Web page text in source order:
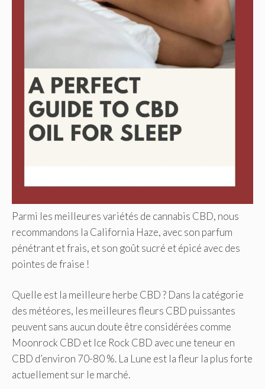
Parmi les meilleures variétés de cannabis CBD, nous
recommandons la California Haze, avec son parfum
pénétrant et frais, et son goût sucré et épicé avec des
pointes de fraise !
Quelle est la meilleure herbe CBD ? Dans la catégorie
des météores, les meilleures fleurs CBD puissantes
peuvent sans aucun doute être considérées comme
Moonrock CBD et Ice Rock CBD avec une teneur en
CBD d’environ 70-80 %. La Lune est la fleur la plus forte
actuellement sur le marché.